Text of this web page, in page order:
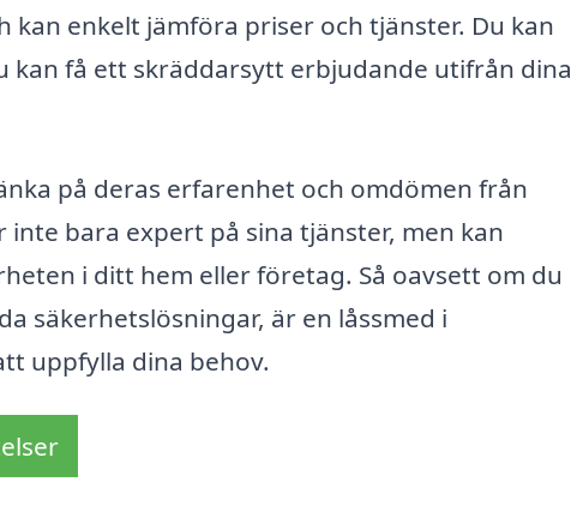
enkelt jämföra priser och tjänster. Du kan
få ett skräddarsytt erbjudande utifrån dina
på deras erfarenhet och omdömen från
bara expert på sina tjänster, men kan
i ditt hem eller företag. Så oavsett om du
säkerhetslösningar, är en låssmed i
uppfylla dina behov.